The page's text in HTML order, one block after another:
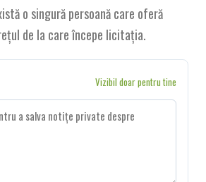
o singură persoană care oferă
de la care începe licitația.
Vizibil doar pentru tine